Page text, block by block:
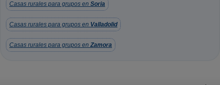
Casas rurales para grupos en Soria
Casas rurales para grupos en Valladolid
Casas rurales para grupos en Zamora